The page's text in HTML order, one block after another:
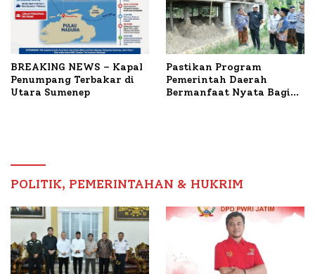
BREAKING NEWS – Kapal
Penumpang Terbakar di
Utara Sumenep
Pastikan Program
Pemerintah Daerah
Bermanfaat Nyata Bagi
POLITIK, PEMERINTAHAN & HUKRIM